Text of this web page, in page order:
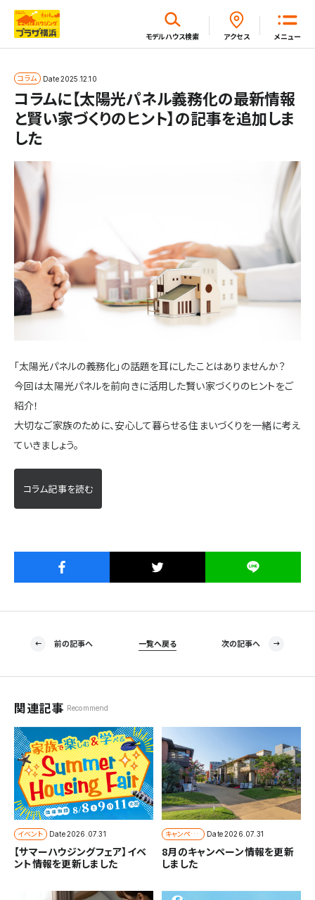
メニュー
モデルハウス検索 アクセス
コラム Date2025.12.10
コラムに【太陽光パネル義務化の最新情報
と賢い家づくりのヒント】の記事を追加しま
した
「太陽光パネルの義務化」の話題を耳にしたことはありませんか？
今回は太陽光パネルを前向きに活用した賢い家づくりのヒントをご
紹介！
大切なご家族のために、安心して暮らせる住まいづくりを一緒に考え
ていきましょう。
コラム記事を読む
前の記事へ 一覧へ戻る 次の記事へ
関連記事 Recommend
イベント Date2026.07.31
【サマーハウジングフェア】イベ
ント情報を更新しました
キャンペー
ン
Date2026.07.31
8月のキャンペーン情報を更新
しました
閉じる
ホーム
はじめてガイド
モデルハウス一覧
イベント・セミナー・キャンペーン一覧
新着情報一覧
アクセス
住まいと暮らしのコラム
住宅展示場出展に関するご案内
ハウスメーカーの登録数